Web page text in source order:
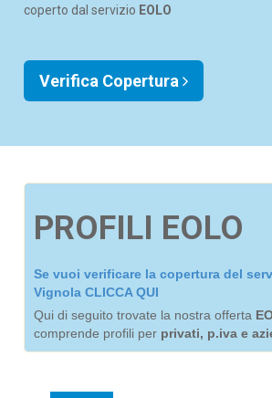
coperto dal servizio EOLO
Verifica Copertura
PROFILI EOLO
Se vuoi verificare la copertura del
Vignola CLICCA QUI
Qui di seguito trovate la nostra offerta
comprende profili per privati, p.iva e